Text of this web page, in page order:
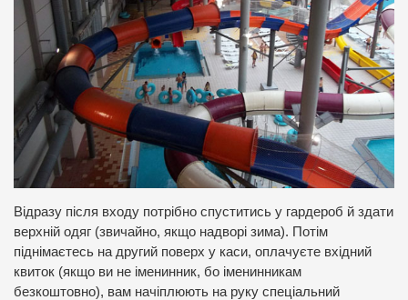
Відразу після входу потрібно спуститись у гардероб й здати
верхній одяг (звичайно, якщо надворі зима). Потім
піднімаєтесь на другий поверх у каси, оплачуєте вхідний
квиток (якщо ви не іменинник, бо іменинникам
безкоштовно), вам начіплюють на руку спеціальний